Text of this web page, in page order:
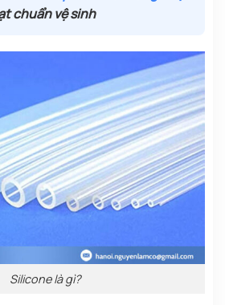
chuẩn vệ sinh
Silicone là gì?